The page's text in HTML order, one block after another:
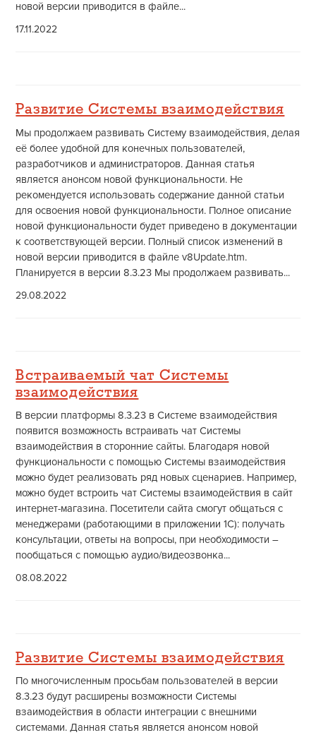
новой версии приводится в файле...
17.11.2022
Развитие Системы взаимодействия
Мы продолжаем развивать Систему взаимодействия, делая
её более удобной для конечных пользователей,
разработчиков и администраторов. Данная статья
является анонсом новой функциональности. Не
рекомендуется использовать содержание данной статьи
для освоения новой функциональности. Полное описание
новой функциональности будет приведено в документации
к соответствующей версии. Полный список изменений в
новой версии приводится в файле v8Update.htm.
Планируется в версии 8.3.23 Мы продолжаем развивать...
29.08.2022
Встраиваемый чат Системы
взаимодействия
В версии платформы 8.3.23 в Системе взаимодействия
появится возможность встраивать чат Системы
взаимодействия в сторонние сайты. Благодаря новой
функциональности с помощью Системы взаимодействия
можно будет реализовать ряд новых сценариев. Например,
можно будет встроить чат Системы взаимодействия в сайт
интернет-магазина. Посетители сайта смогут общаться с
менеджерами (работающими в приложении 1С): получать
консультации, ответы на вопросы, при необходимости –
пообщаться с помощью аудио/видеозвонка...
08.08.2022
Развитие Системы взаимодействия
По многочисленным просьбам пользователей в версии
8.3.23 будут расширены возможности Системы
взаимодействия в области интеграции с внешними
системами. Данная статья является анонсом новой